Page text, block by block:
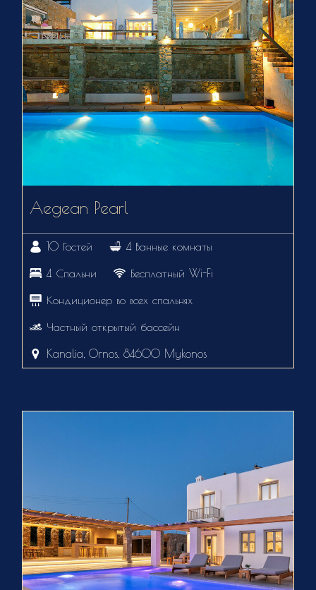
Aegean Pearl
10 Гостей 4 Ванные комнаты
4 Спальни Бесплатный Wi-Fi
Кондиционер во всех спальнях
Частный открытый бассейн
Kanalia, Ornos, 84600 Mykonos